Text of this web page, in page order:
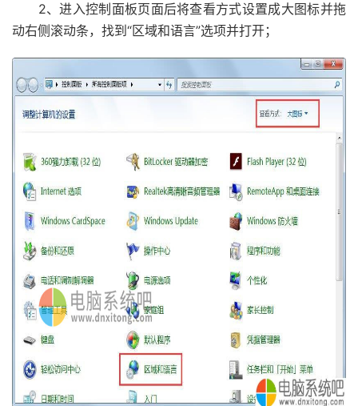
2、进入控制面板页面后将查看方式设置成大图标并拖
动右侧滚动条，找到“区域和语言”选项并打开；